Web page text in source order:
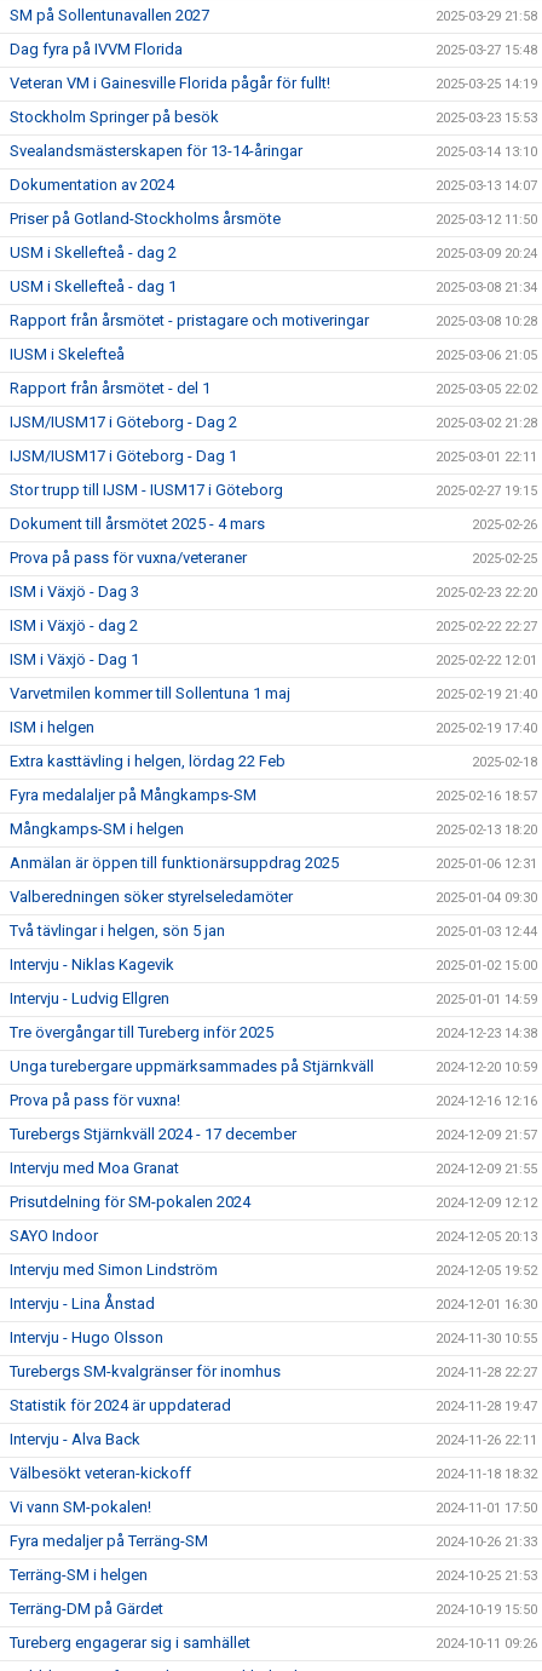
SM på Sollentunavallen 2027 2025-03-29 21:58
Dag fyra på IVVM Florida 2025-03-27 15:48
Veteran VM i Gainesville Florida pågår för fullt! 2025-03-25 14:19
Stockholm Springer på besök 2025-03-23 15:53
Svealandsmästerskapen för 13-14-åringar 2025-03-14 13:10
Dokumentation av 2024 2025-03-13 14:07
Priser på Gotland-Stockholms årsmöte 2025-03-12 11:50
USM i Skellefteå - dag 2 2025-03-09 20:24
USM i Skellefteå - dag 1 2025-03-08 21:34
Rapport från årsmötet - pristagare och motiveringar 2025-03-08 10:28
IUSM i Skelefteå 2025-03-06 21:05
Rapport från årsmötet - del 1 2025-03-05 22:02
IJSM/IUSM17 i Göteborg - Dag 2 2025-03-02 21:28
IJSM/IUSM17 i Göteborg - Dag 1 2025-03-01 22:11
Stor trupp till IJSM - IUSM17 i Göteborg 2025-02-27 19:15
Dokument till årsmötet 2025 - 4 mars 2025-02-26
Prova på pass för vuxna/veteraner 2025-02-25
ISM i Växjö - Dag 3 2025-02-23 22:20
ISM i Växjö - dag 2 2025-02-22 22:27
ISM i Växjö - Dag 1 2025-02-22 12:01
Varvetmilen kommer till Sollentuna 1 maj 2025-02-19 21:40
ISM i helgen 2025-02-19 17:40
Extra kasttävling i helgen, lördag 22 Feb 2025-02-18
Fyra medalaljer på Mångkamps-SM 2025-02-16 18:57
Mångkamps-SM i helgen 2025-02-13 18:20
Anmälan är öppen till funktionärsuppdrag 2025 2025-01-06 12:31
Valberedningen söker styrelseledamöter 2025-01-04 09:30
Två tävlingar i helgen, sön 5 jan 2025-01-03 12:44
Intervju - Niklas Kagevik 2025-01-02 15:00
Intervju - Ludvig Ellgren 2025-01-01 14:59
Tre övergångar till Tureberg inför 2025 2024-12-23 14:38
Unga turebergare uppmärksammades på Stjärnkväll 2024-12-20 10:59
Prova på pass för vuxna! 2024-12-16 12:16
Turebergs Stjärnkväll 2024 - 17 december 2024-12-09 21:57
Intervju med Moa Granat 2024-12-09 21:55
Prisutdelning för SM-pokalen 2024 2024-12-09 12:12
SAYO Indoor 2024-12-05 20:13
Intervju med Simon Lindström 2024-12-05 19:52
Intervju - Lina Ånstad 2024-12-01 16:30
Intervju - Hugo Olsson 2024-11-30 10:55
Turebergs SM-kvalgränser för inomhus 2024-11-28 22:27
Statistik för 2024 är uppdaterad 2024-11-28 19:47
Intervju - Alva Back 2024-11-26 22:11
Välbesökt veteran-kickoff 2024-11-18 18:32
Vi vann SM-pokalen! 2024-11-01 17:50
Fyra medaljer på Terräng-SM 2024-10-26 21:33
Terräng-SM i helgen 2024-10-25 21:53
Terräng-DM på Gärdet 2024-10-19 15:50
Tureberg engagerar sig i samhället 2024-10-11 09:26